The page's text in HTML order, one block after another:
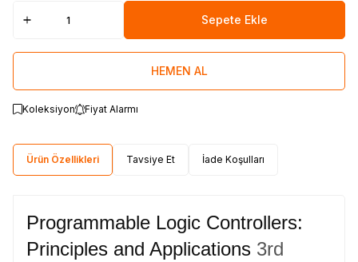
Sepete Ekle
HEMEN AL
Koleksiyon Fiyat Alarmı
Ürün Özellikleri Tavsiye Et İade Koşulları
Programmable Logic Controllers:
Principles and Applications 3rd